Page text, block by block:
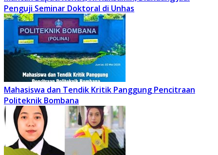
Penguji Seminar Doktoral di Unhas
Mahasiswa dan Tendik Kritik Panggung Pencitraan
Politeknik Bombana